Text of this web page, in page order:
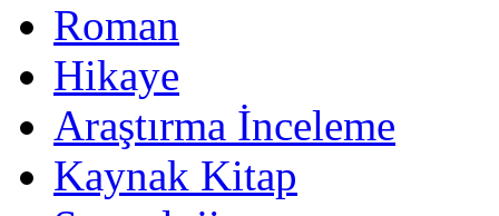
Roman
Hikaye
Araştırma İnceleme
Kaynak Kitap